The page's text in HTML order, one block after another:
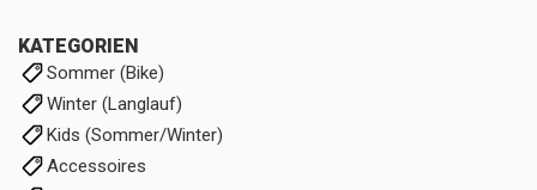
KATEGORIEN
Sommer (Bike)
Winter (Langlauf)
Kids (Sommer/Winter)
Accessoires